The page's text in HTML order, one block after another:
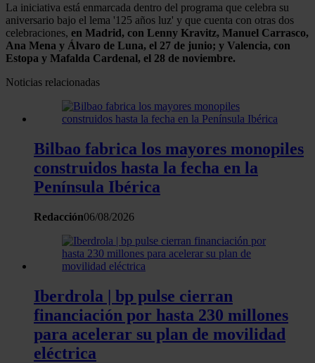
La iniciativa está enmarcada dentro del programa que celebra su
aniversario bajo el lema '125 años luz' y que cuenta con otras dos
celebraciones, en Madrid, con Lenny Kravitz, Manuel Carrasco,
Ana Mena y Álvaro de Luna, el 27 de junio; y Valencia, con
Estopa y Mafalda Cardenal, el 28 de noviembre.
Noticias relacionadas
Bilbao fabrica los mayores monopiles
construidos hasta la fecha en la
Península Ibérica
Redacción06/08/2026
Iberdrola | bp pulse cierran
financiación por hasta 230 millones
para acelerar su plan de movilidad
eléctrica